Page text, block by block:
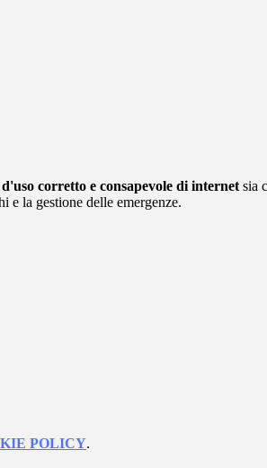
corretto e consapevole di internet sia
e la gestione delle emergenze.
POLICY.